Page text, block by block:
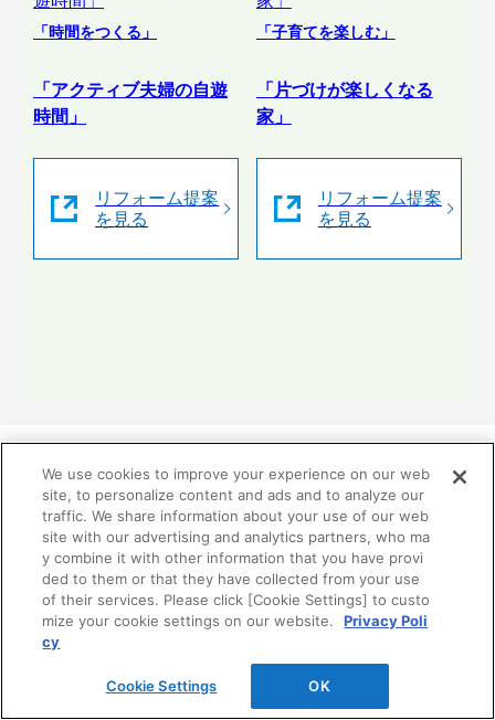
「時間をつくる」
「アクティブ夫婦の自遊
時間」
リフォーム提案
を見る
「子育てを楽しむ」
「片づけが楽しくなる
家」
リフォーム提案
を見る
リフォーム分野業務提携関連
TOTO、DAIKEN、YKK APの3社はお客様の暮らしの価
値向上を目指して、リモデル分野で2002年から業務提携
しています。
We use cookies to improve your experience on our web
site, to personalize content and ads and to analyze our
traffic. We share information about your use of our web
site with our advertising and analytics partners, who ma
y combine it with other information that you have provi
ded to them or that they have collected from your use
of their services. Please click [Cookie Settings] to custo
mize your cookie settings on our website.
Privacy Poli
cy
Cookie Settings OK